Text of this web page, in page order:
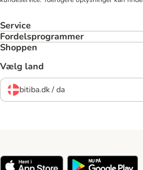
Service
Fordelsprogrammer
Shoppen
Vælg land
bitiba.dk / da